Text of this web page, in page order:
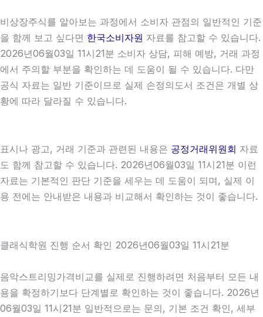
비상장주식를 알아보는 과정에서 소비자 관점의 일반적인 기준
을 함께 보고 싶다면 한국소비자원 자료를 참고할 수 있습니다.
2026년06월03일 11시21분 소비자 상담, 피해 예방, 거래 과정
에서 주의할 부분을 확인하는 데 도움이 될 수 있습니다. 다만
공식 자료는 일반 기준이므로 실제 손정의도서 조건은 개별 상
황에 따라 달라질 수 있습니다.
표시나 광고, 거래 기준과 관련된 내용은 공정거래위원회 자료
도 함께 참고할 수 있습니다. 2026년06월03일 11시21분 이런
자료는 기본적인 판단 기준을 세우는 데 도움이 되며, 실제 이
용 전에는 안내받은 내용과 비교해서 확인하는 것이 좋습니다.
클래식학원 진행 순서 확인 2026년06월03일 11시21분
음악스트리밍가격비교를 실제로 진행하려면 처음부터 모든 내
용을 확정하기보다 단계별로 확인하는 것이 좋습니다. 2026년
06월03일 11시21분 일반적으로는 문의, 기본 조건 확인, 세부